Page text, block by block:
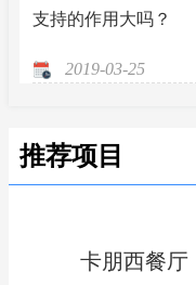
支持的作用大吗？
2019-03-25
推荐项目
卡朋西餐厅